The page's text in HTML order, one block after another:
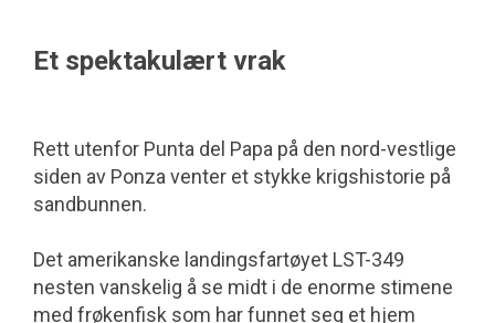
Et spektakulært vrak
Rett utenfor Punta del Papa på den nord-vestlige
siden av Ponza venter et stykke krigshistorie på
sandbunnen.
Det amerikanske landingsfartøyet LST-349
nesten vanskelig å se midt i de enorme stimene
med frøkenfisk som har funnet seg et hjem